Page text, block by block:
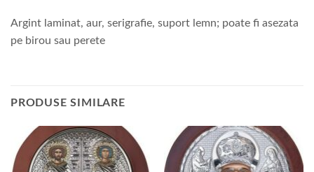
Argint laminat, aur, serigrafie, suport lemn; poate fi asezata
pe birou sau perete
PRODUSE SIMILARE